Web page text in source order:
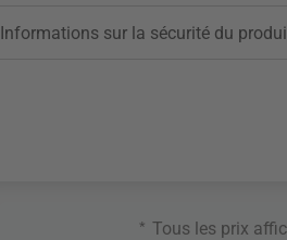
Informations sur la sécurité du
* Tous les prix